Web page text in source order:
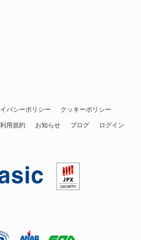
バシーポリシー クッキーポリシー
用規約 お知らせ ブログ ログイン